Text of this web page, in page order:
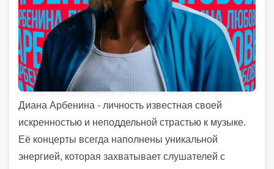
Диана Арбенина - личность известная своей
искренностью и неподдельной страстью к музыке.
Её концерты всегда наполнены уникальной
энергией, которая захватывает слушателей с